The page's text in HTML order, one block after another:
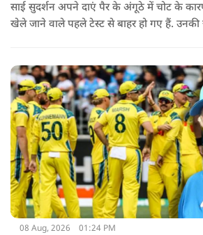
साई सुदर्शन अपने दाएं पैर के अंगूठे में चोट के
खेले जाने वाले पहले टेस्ट से बाहर हो गए हैं.
08 Aug, 2026 01:24 PM